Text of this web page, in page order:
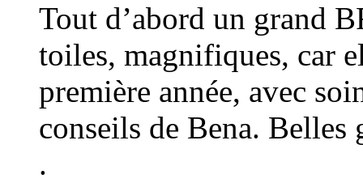
Tout d’abord un grand
toiles, magnifiques, car
première année, avec
conseils de Bena. Belles
.